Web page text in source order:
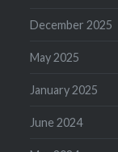
December 2025
May 2025
January 2025
June 2024